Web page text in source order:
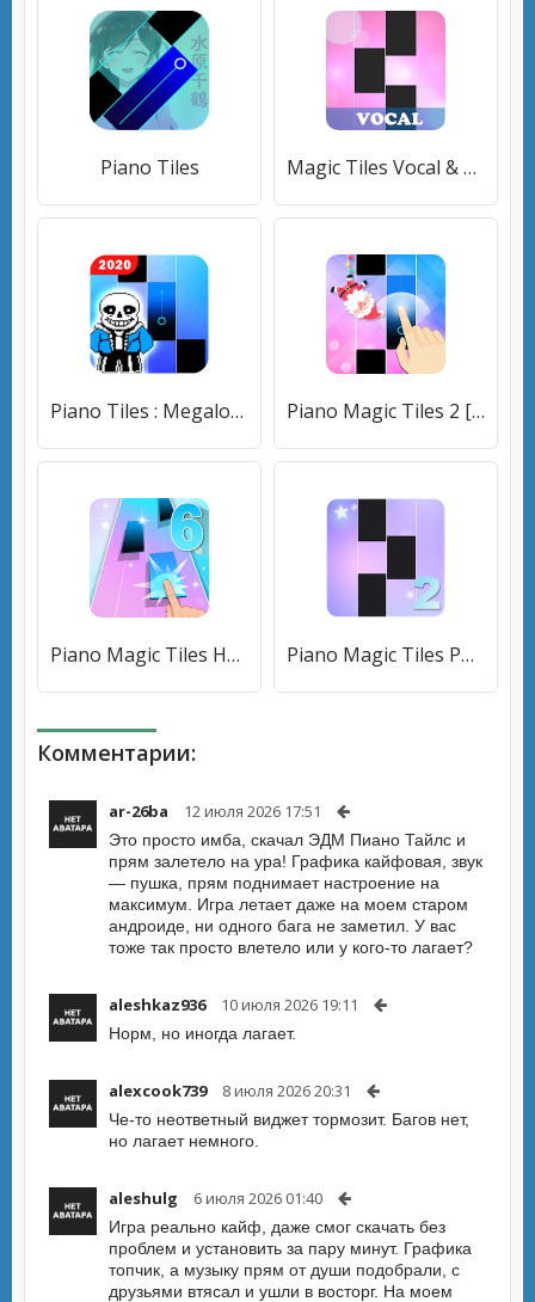
Piano Tiles Magic Tiles Vocal & Piano Top Songs New Games [Много денег]
Piano Tiles : Megalovania Undertale Piano Magic Tiles 2 [Много монет]
Piano Magic Tiles Hot song - Free Piano Game [Бесплатные покупки] Piano Magic Tiles Pop Music 2 [Мод меню]
Комментарии:
ar-26ba 12 июля 2026 17:51
Это просто имба, скачал ЭДМ Пиано Тайлс и
прям залетело на ура! Графика кайфовая, звук
— пушка, прям поднимает настроение на
максимум. Игра летает даже на моем старом
андроиде, ни одного бага не заметил. У вас
тоже так просто влетело или у кого-то лагает?
aleshkaz936 10 июля 2026 19:11
Норм, но иногда лагает.
alexcook739 8 июля 2026 20:31
Че-то неответный виджет тормозит. Багов нет,
но лагает немного.
aleshulg 6 июля 2026 01:40
Игра реально кайф, даже смог скачать без
проблем и установить за пару минут. Графика
топчик, а музыку прям от души подобрали, с
друзьями втясал и ушли в восторг. На моем